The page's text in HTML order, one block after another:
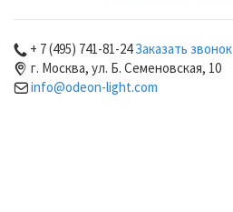
+ 7 (495) 741-81-24Заказать звонок
г. Москва, ул. Б. Семеновская, 10
info@odeon-light.com